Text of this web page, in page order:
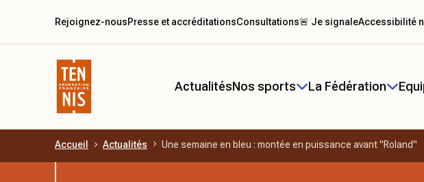
Aller au contenu principal
ActualitésNos sports La Fédération
Rejoignez-nousPresse et accréditationsConsultations🚨 Je signaleAccessibilité
Accueil Actualités Une semaine en bleu : montée en puissance avant "Roland"